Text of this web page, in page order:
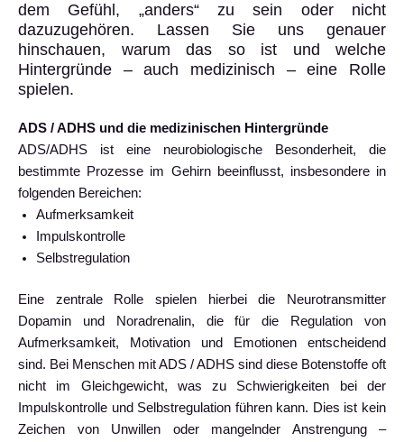
dem Gefühl, „anders“ zu sein oder nicht
dazuzugehören. Lassen Sie uns genauer
hinschauen, warum das so ist und welche
Hintergründe – auch medizinisch – eine Rolle
spielen.
ADS / ADHS und die medizinischen Hintergründe
ADS/ADHS ist eine neurobiologische Besonderheit, die
bestimmte Prozesse im Gehirn beeinflusst, insbesondere in
folgenden Bereichen:
Aufmerksamkeit
Impulskontrolle
Selbstregulation
Eine zentrale Rolle spielen hierbei die Neurotransmitter
Dopamin und Noradrenalin, die für die Regulation von
Aufmerksamkeit, Motivation und Emotionen entscheidend
sind. Bei Menschen mit ADS / ADHS sind diese Botenstoffe oft
nicht im Gleichgewicht, was zu Schwierigkeiten bei der
Impulskontrolle und Selbstregulation führen kann. Dies ist kein
Zeichen von Unwillen oder mangelnder Anstrengung –